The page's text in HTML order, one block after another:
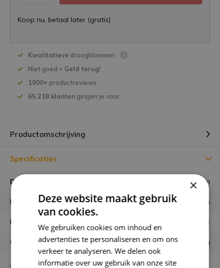
Koop nu, betaal later (gratis)
Kwalitatieve droogbloemen
Niet goed = Geld terug!
1900+ productreviews
65.218 klanten gingen je voor
Productomschrijving
Specificaties
Diameter vaas ⌀ 24 cm
Hoogte vaas 25 cm
Materiaal Aardewerk
Garantie Géén risico m.b.t. verzending
×
Deze website maakt gebruik
van cookies.
We gebruiken cookies om inhoud en
advertenties te personaliseren en om ons
verkeer te analyseren. We delen ook
informatie over uw gebruik van onze site